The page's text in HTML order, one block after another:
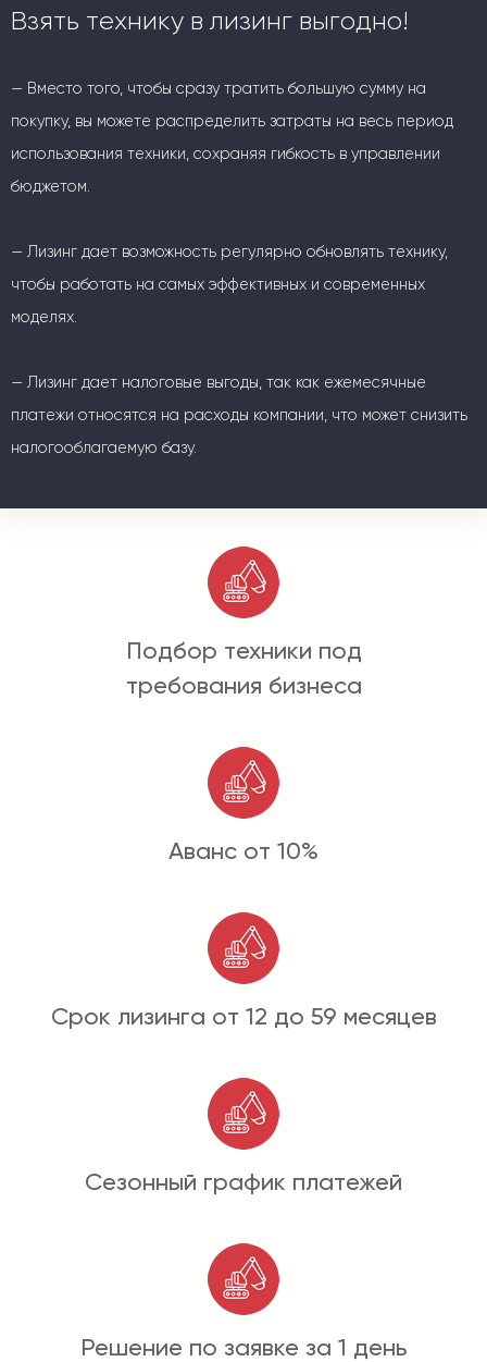
Взять технику в лизинг выгодно!
— Вместо того, чтобы сразу тратить большую сумму на
покупку, вы можете распределить затраты на весь период
использования техники, сохраняя гибкость в управлении
бюджетом.
— Лизинг дает возможность регулярно обновлять технику,
чтобы работать на самых эффективных и современных
моделях.
— Лизинг дает налоговые выгоды, так как ежемесячные
платежи относятся на расходы компании, что может снизить
налогооблагаемую базу.
Подбор техники под
требования бизнеса
Аванс от 10%
Срок лизинга от 12 до 59 месяцев
Сезонный график платежей
Решение по заявке за 1 день